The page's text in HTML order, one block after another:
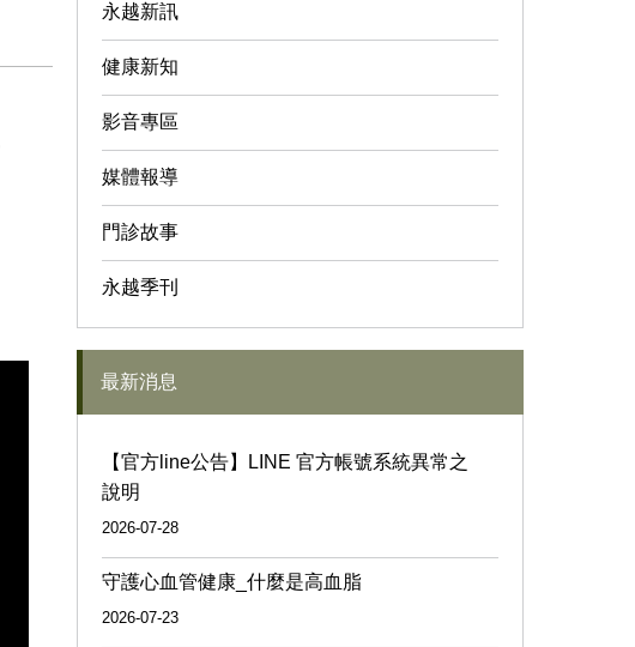
永越新訊
健康新知
影音專區
媒體報導
門診故事
永越季刊
最新消息
【官方line公告】LINE 官方帳號系統異常之
說明
2026-07-28
守護心血管健康_什麼是高血脂
2026-07-23